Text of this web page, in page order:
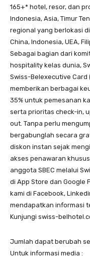
165+* hotel, resor, dan
Indonesia, Asia, Timur
regional yang berlokasi
China, Indonesia, UEA,
Sebagai bagian dari
hospitality kelas dunia,
Swiss-Belexecutive Card
memberikan berbagai
35% untuk pemesanan
serta prioritas check-in,
out. Tanpa perlu
bergabunglah secara
diskon instan sejak
akses penawaran
anggota SBEC melalui
di App Store dan Google
kami di Facebook,
mendapatkan informasi
Kunjungi swiss-
Jumlah dapat berubah
Untuk informasi media :